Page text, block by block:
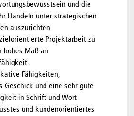
und die
Handeln unter strategischen
auszurichten
Projektarbeit zu
hohes Maß an
Fähigkeiten,
Geschick und eine sehr gute
in Schrift und Wort
und kundenorientiertes